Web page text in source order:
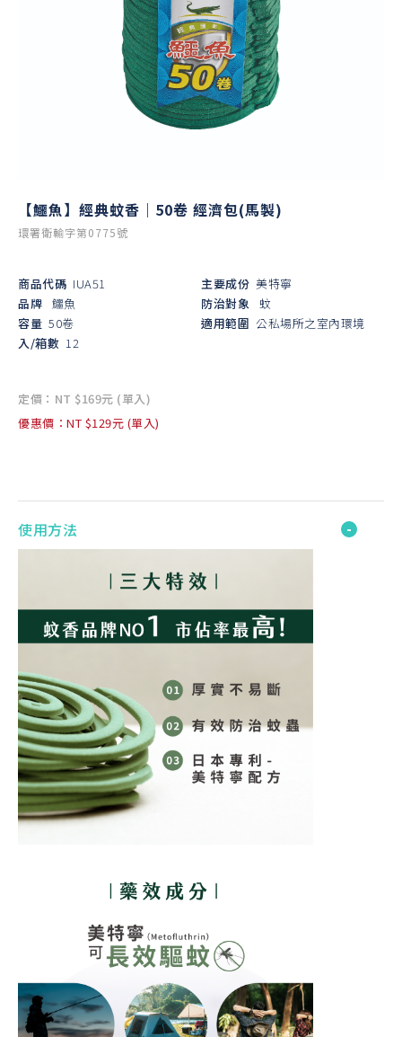
【鱷魚】經典蚊香｜50卷 經濟包(馬製)
環署衛輸字第0775號
商品代碼 IUA51
品牌 鱷魚
容量 50卷
入/箱數 12
主要成份 美特寧
防治對象 蚊
適用範圍 公私場所之室內環境
定價：NT $169元 (單入)
優惠價：NT $129元 (單入)
使用方法